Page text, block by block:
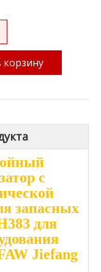
с
запасных
для
Jiefang